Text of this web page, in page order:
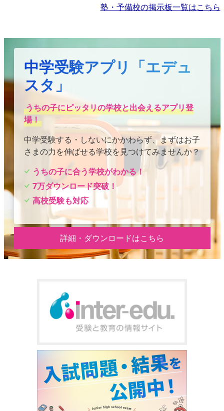
塾・予備校の掲示板一覧はこちら
中学受験アプリ「エデュ
スタ」
うちの子にピッタリの学校と出会えるアプリ登
場！
中学受験する・しないにかかわらず、まずはお子
さまの力を伸ばせる学校を見つけてみませんか？
うちの子に合う学校がわかる！
7万ダウンロード突破！
高校受験も対応
詳細・ダウンロードはこちら